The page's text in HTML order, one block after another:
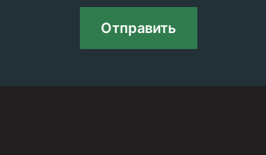
Отправить